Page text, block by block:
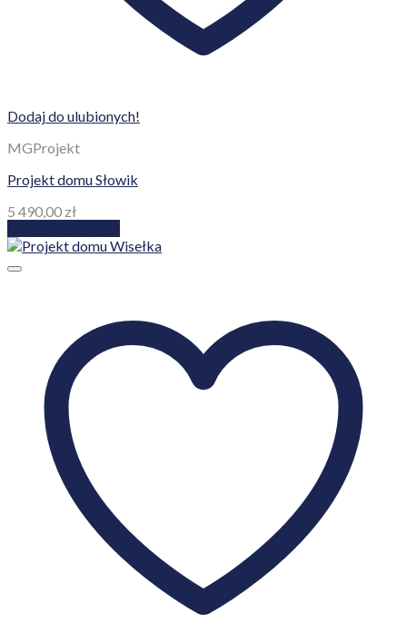
Dodaj do ulubionych!
MGProjekt
Projekt domu Słowik
5 490,00 zł